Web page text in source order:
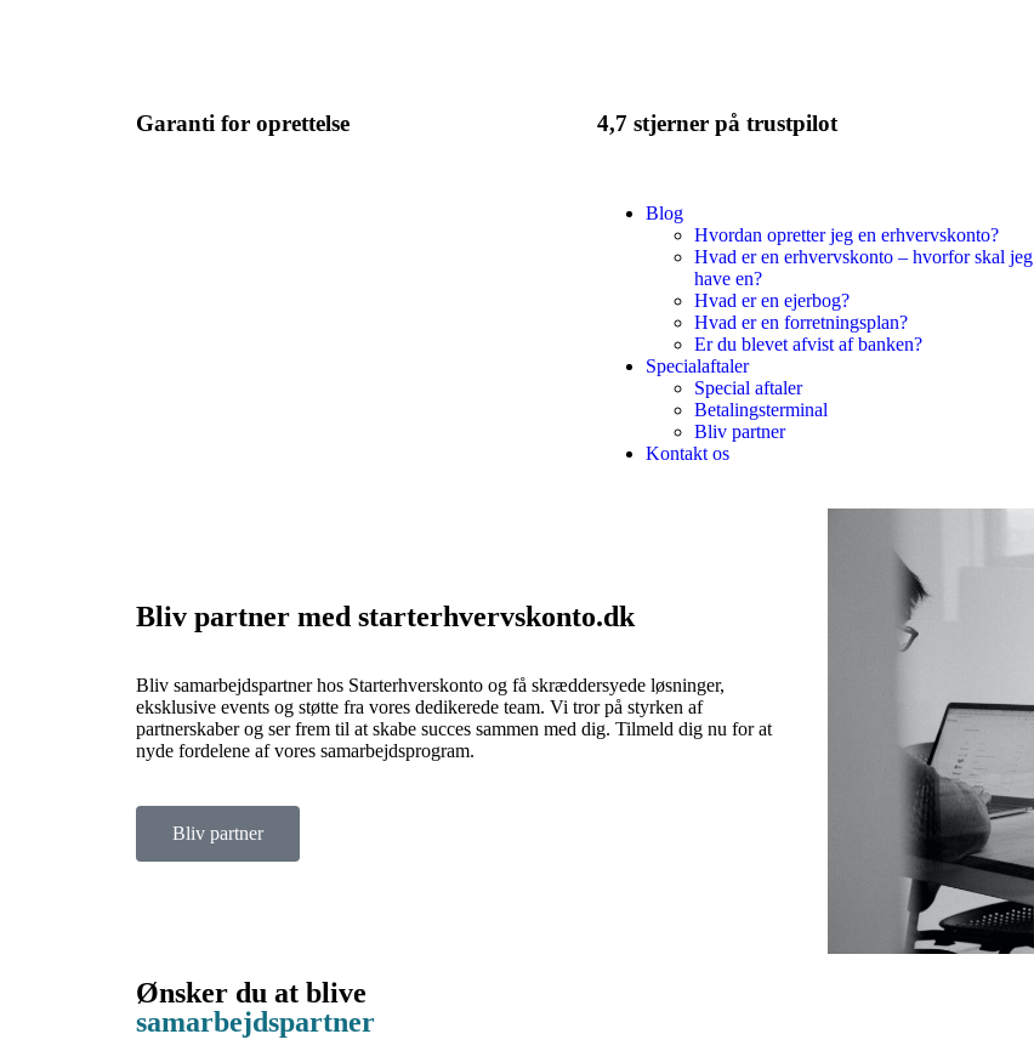
Garanti for oprettelse 4,7 stjerner på trustpilot
Blog
Hvordan opretter jeg en erhvervskonto?
Hvad er en erhvervskonto – hvorfor skal jeg
have en?
Hvad er en ejerbog?
Hvad er en forretningsplan?
Er du blevet afvist af banken?
Specialaftaler
Special aftaler
Betalingsterminal
Bliv partner
Kontakt os
Bliv partner med starterhvervskonto.dk
Bliv samarbejdspartner hos Starterhverskonto og få skræddersyede løsninger,
eksklusive events og støtte fra vores dedikerede team. Vi tror på styrken af
partnerskaber og ser frem til at skabe succes sammen med dig. Tilmeld dig nu for at
nyde fordelene af vores samarbejdsprogram.
Bliv partner
Ønsker du at blive
samarbejdspartner